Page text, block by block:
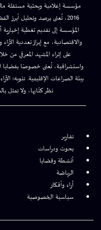
2016، تُعنى برصد وتحليل أبرز
المؤسسة إلى تقديم تغطية
والاقتصادية، مع إبراز تعددية
على إثراء المشهد المعرفي من
واستشرافية، تُعنى خصوصًا بقضايا
بيئة الصراعات الإقليمية. تنويه:
نظر كتّابها، ولا تمثل
تقارير
بحوث ودراسات
أنشطة وقضايا
الرياضة
آراء وأفكار
سياسية الخصوصية